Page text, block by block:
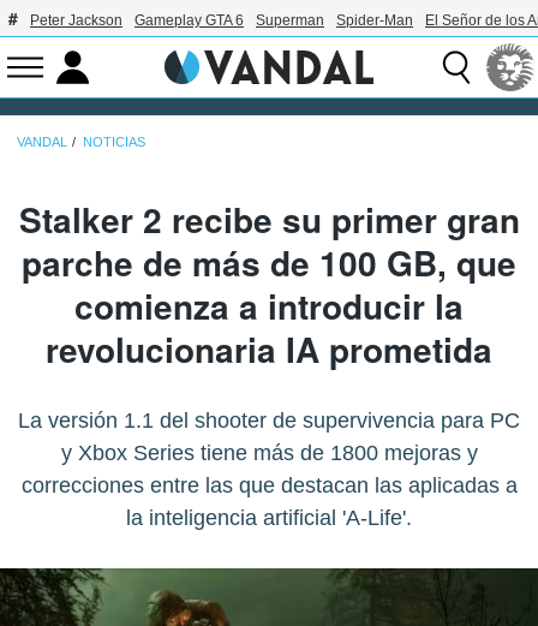
Peter Jackson Gameplay GTA 6 Superman Spider-Man El Señor de los
VANDAL NOTICIAS
Stalker 2 recibe su primer gran
parche de más de 100 GB, que
comienza a introducir la
revolucionaria IA prometida
La versión 1.1 del shooter de supervivencia para PC
y Xbox Series tiene más de 1800 mejoras y
correcciones entre las que destacan las aplicadas a
la inteligencia artificial 'A-Life'.